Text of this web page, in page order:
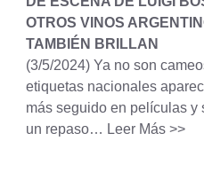
OTROS VINOS
TAMBIÉN BRILLAN
(3/5/2024) Ya no son
etiquetas nacionales
más seguido en películas y
un repaso… Leer Más >>